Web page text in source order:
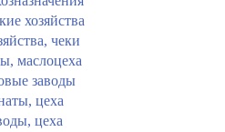
хозяйства
чеки
маслоцеха
заводы
цеха
цеха